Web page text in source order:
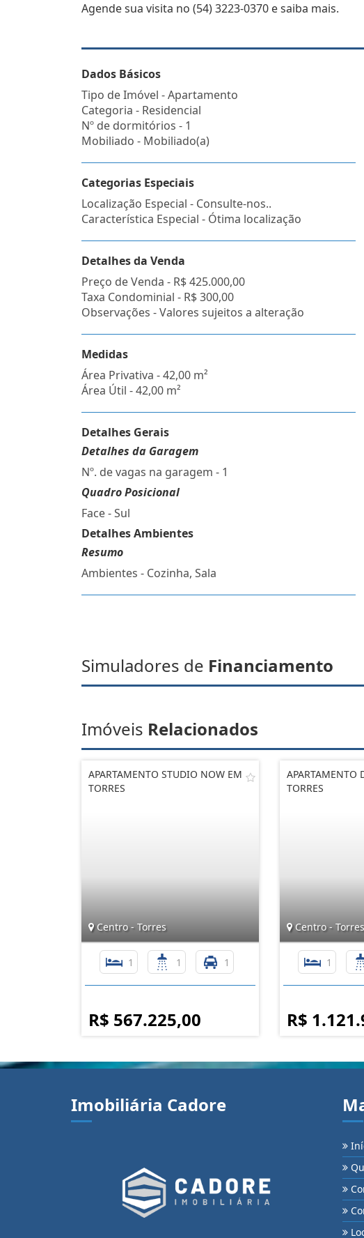
Agende sua visita no (54) 3223-0370 e saiba mais.
Dados Básicos
Tipo de Imóvel - Apartamento
Categoria - Residencial
Nº de dormitórios - 1
Mobiliado - Mobiliado(a)
Categorias Especiais
Localização Especial - Consulte-nos..
Característica Especial - Ótima localização
Detalhes da Venda
Preço de Venda - R$ 425.000,00
Taxa Condominial - R$ 300,00
Observações - Valores sujeitos a alteração
Medidas
Área Privativa - 42,00 m²
Área Útil - 42,00 m²
Detalhes Gerais
Detalhes da Garagem
Nº. de vagas na garagem - 1
Quadro Posicional
Face - Sul
Detalhes Ambientes
Resumo
Ambientes - Cozinha, Sala
Simuladores de Financiamento
Imóveis Relacionados
APARTAMENTO STUDIO NOW EM
TORRES
Centro - Torres
1 1 1
R$ 567.225,00
APARTAMENTO
TORRES
Centro - Torres
1
R$
Imobiliária Cadore